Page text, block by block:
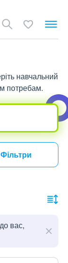
навчальний
потребам.
Фільтри
вас,